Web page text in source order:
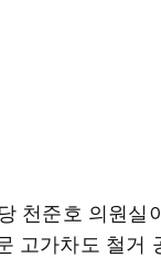
천준호 의원실
고가차도 철거